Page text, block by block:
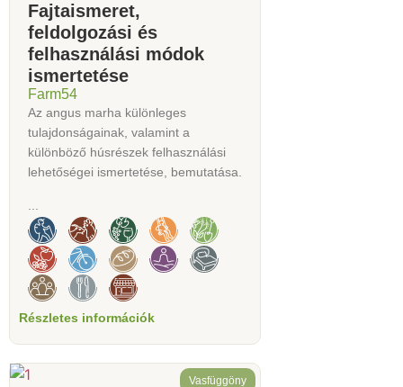
Fajtaismeret,
feldolgozási és
felhasználási módok
ismertetése
Farm54
Az angus marha különleges
tulajdonságainak, valamint a
különböző húsrészek felhasználási
lehetőségei ismertetése, bemutatása.
Részletes információk
Vasfüggöny